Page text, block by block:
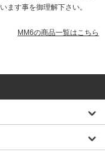
ます事を御理解下さい。
MM6の商品一覧はこちら